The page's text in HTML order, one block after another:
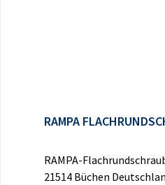
RAMPA
RAMPA-
21514 Büchen